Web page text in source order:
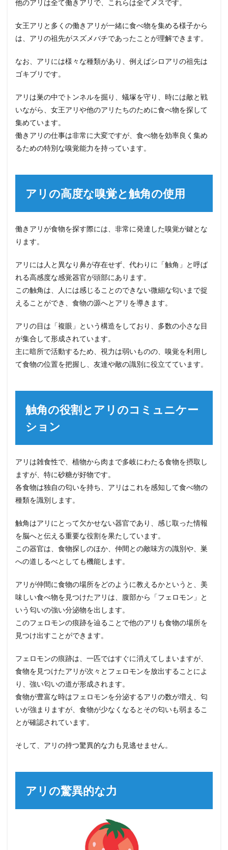
他のアリは全て働きアリで、これらは全てメスです。
女王アリと多くの働きアリが一緒に食べ物を集める様子から
は、アリの祖先がスズメバチであったことが理解できます。
なお、アリには様々な種類があり、例えばシロアリの祖先は
ゴキブリです。
アリは巣の中でトンネルを掘り、蟻塚を守り、時には敵と戦
いながら、女王アリや他のアリたちのために食べ物を探して
集めています。
働きアリの仕事は非常に大変ですが、食べ物を効率良く集め
るための特別な嗅覚能力を持っています。
アリの高度な嗅覚と触角の使用
働きアリが食物を探す際には、非常に発達した嗅覚が鍵とな
ります。
アリには人と異なり鼻が存在せず、代わりに「触角」と呼ば
れる高感度な感覚器官が頭部にあります。
この触角は、人には感じることのできない微細な匂いまで捉
えることができ、食物の源へとアリを導きます。
アリの目は「複眼」という構造をしており、多数の小さな目
が集合して形成されています。
主に暗所で活動するため、視力は弱いものの、嗅覚を利用し
て食物の位置を把握し、友達や敵の識別に役立てています。
触角の役割とアリのコミュニケー
ション
アリは雑食性で、植物から肉まで多岐にわたる食物を摂取し
ますが、特に砂糖が好物です。
各食物は独自の匂いを持ち、アリはこれを感知して食べ物の
種類を識別します。
触角はアリにとって欠かせない器官であり、感じ取った情報
を脳へと伝える重要な役割を果たしています。
この器官は、食物探しのほか、仲間との敵味方の識別や、巣
への道しるべとしても機能します。
アリが仲間に食物の場所をどのように教えるかというと、美
味しい食べ物を見つけたアリは、腹部から「フェロモン」と
いう匂いの強い分泌物を出します。
このフェロモンの痕跡を辿ることで他のアリも食物の場所を
見つけ出すことができます。
フェロモンの痕跡は、一匹ではすぐに消えてしまいますが、
食物を見つけたアリが次々とフェロモンを放出することによ
り、強い匂いの道が形成されます。
食物が豊富な時はフェロモンを分泌するアリの数が増え、匂
いが強まりますが、食物が少なくなるとその匂いも弱まるこ
とが確認されています。
そして、アリの持つ驚異的な力も見逃せません。
アリの驚異的な力